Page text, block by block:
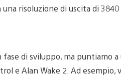
risoluzione di uscita di 3840
di sviluppo, ma puntiamo
e Alan Wake 2. Ad esempio,